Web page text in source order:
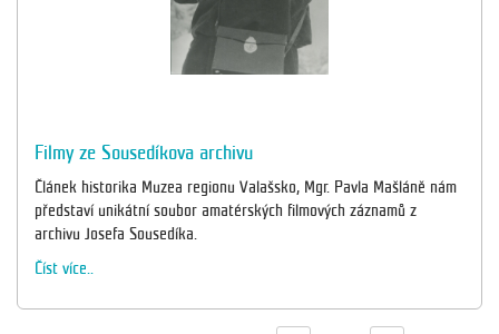
archivu
regionu Valašsko, Mgr. Pavla Mašláně nám
amatérských filmových záznamů z
Výstava v luhačovickém
tradičním loutkovým